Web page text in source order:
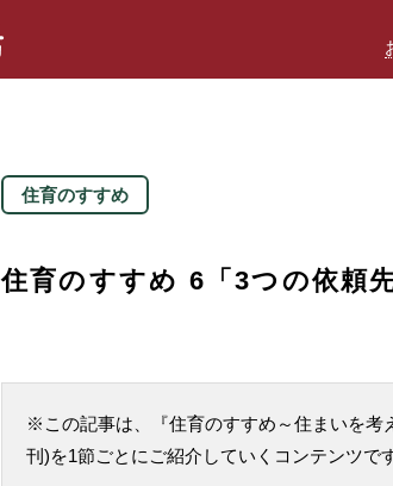
住育のすすめ
住育のすすめ 6「3つの依頼
※この記事は、『住育のすすめ～住まいを考
刊)を1節ごとにご紹介していくコンテンツです